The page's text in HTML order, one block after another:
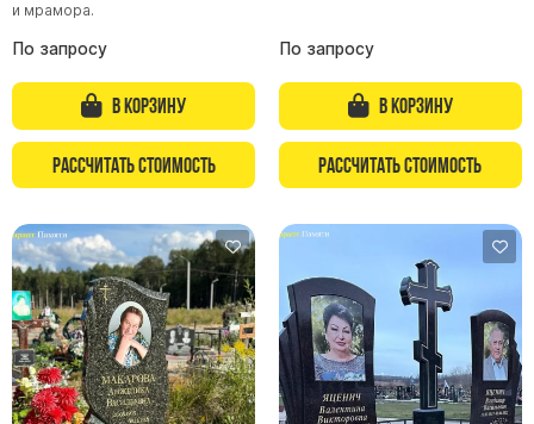
Тротуарная плитка
Вазы полимерные
Венки
Вазы из гранита
Скульптуры в полный рост
Скульптуры "Ангел" литиевые
и мрамора.
По запросу
В корзину
Рассчитать стоимость
По запросу
В корзину
Рассчитать стоимость